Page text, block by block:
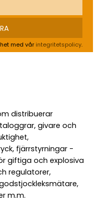
med vår integritetspolicy.
distribuerar
givare och
fjärrstyrningar -
giftiga och explosiva
regulatorer,
m.m.